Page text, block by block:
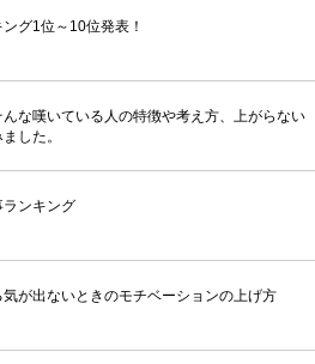
グ1位～10位発表！
な嘆いている人の特徴や考え方、上がらない
した。
ンキング
が出ないときのモチベーションの上げ方